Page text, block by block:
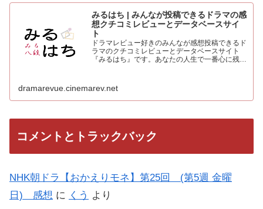
みるはち | みんなが投稿できるドラマの感
想クチコミレビューとデータベースサイ
ト
ドラマレビュー好きのみんなが感想投稿できるド
ラマのクチコミレビューとデータベースサイト
『みるはち』です。あなたの人生で一番心に残っ
dramarevue.cinemarev.net
コメントとトラックバック
NHK朝ドラ【おかえりモネ】第25回 (第5週 金曜
日) 感想 に くう より